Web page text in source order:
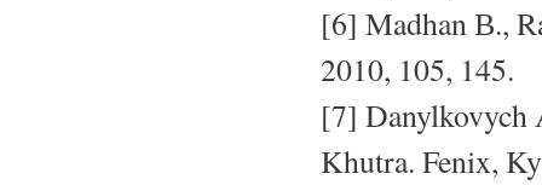
[6] Madhan В.,
2010, 105, 145.
[7] Danylkovych
Khutra. Fenix,